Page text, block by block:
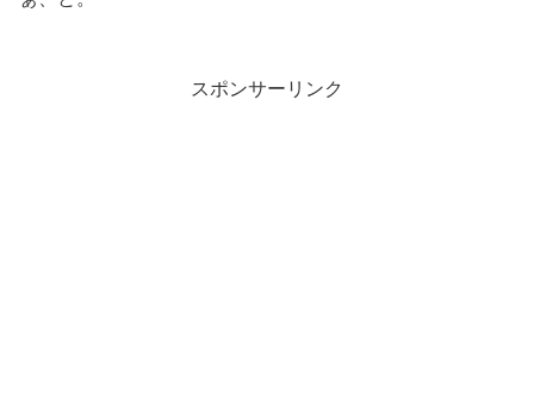
スポンサーリンク